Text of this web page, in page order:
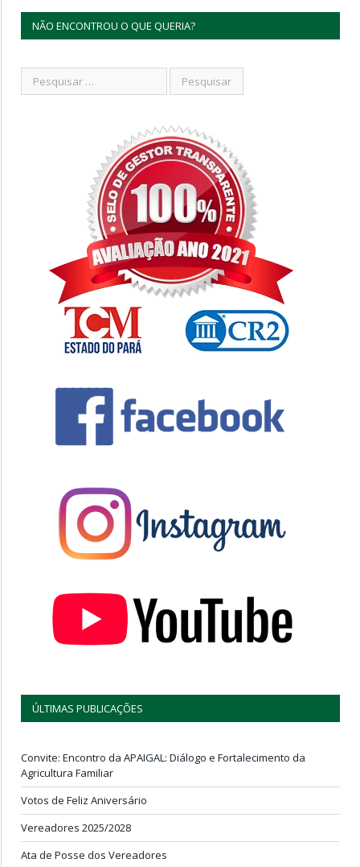
NÃO ENCONTROU O QUE QUERIA?
ÚLTIMAS PUBLICAÇÕES
Convite: Encontro da APAIGAL: Diálogo e Fortalecimento da
Agricultura Familiar
Votos de Feliz Aniversário
Vereadores 2025/2028
Ata de Posse dos Vereadores